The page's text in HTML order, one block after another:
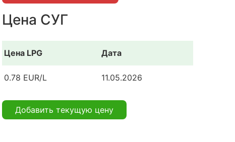
Цена СУГ
Цена LPG Дата
0.78 EUR/L 11.05.2026
Добавить текущую цену